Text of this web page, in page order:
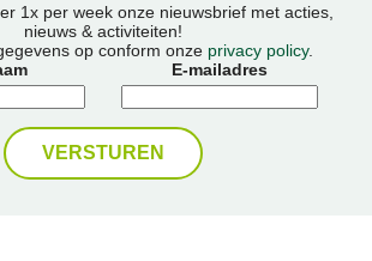
1x per week onze nieuwsbrief met acties,
nieuws & activiteiten!
op conform onze privacy policy.
E-mailadres